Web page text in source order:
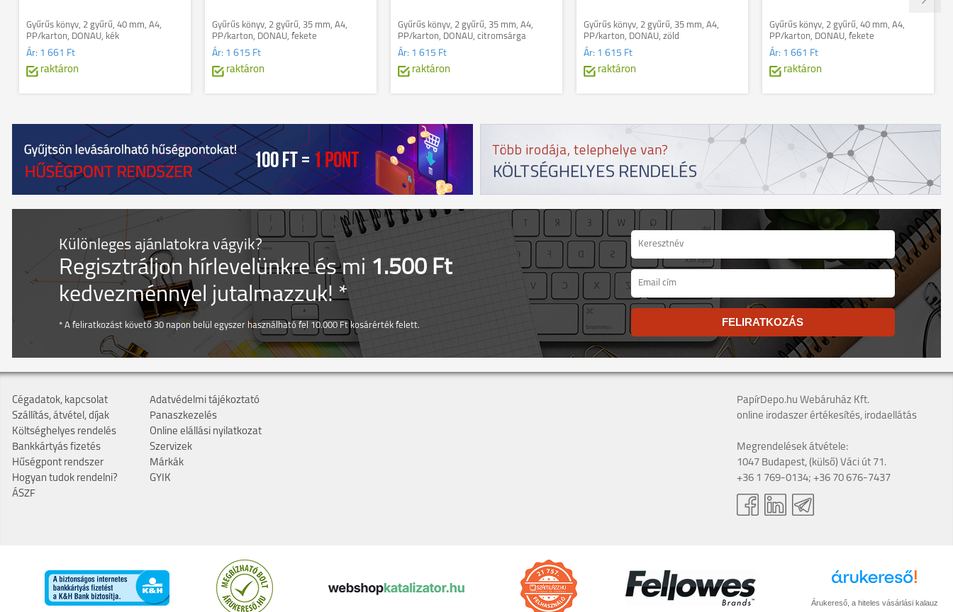
Gyűrűs könyv, 2 gyűrű, 40 mm, A4,
PP/karton, DONAU, kék
Ár: 1 661 Ft
raktáron
Gyűrűs könyv, 2 gyűrű, 35 mm, A4,
PP/karton, DONAU, fekete
Ár: 1 615 Ft
raktáron
Gyűrűs könyv, 2 gyűrű, 35 mm, A4,
PP/karton, DONAU, citromsárga
Ár: 1 615 Ft
raktáron
Gyűrűs könyv, 2 gyűrű, 35 mm, A4,
PP/karton, DONAU, zöld
Ár: 1 615 Ft
raktáron
Gyűrűs könyv, 2 gyűrű, 40 mm, A4,
PP/karton, DONAU, fekete
Ár: 1 661 Ft
raktáron
Különleges ajánlatokra vágyik?
Regisztráljon hírlevelünkre és mi 1.500 Ft
kedvezménnyel jutalmazzuk! *
* A feliratkozást követő 30 napon belül egyszer használható fel 10.000 Ft kosárérték felett. FELIRATKOZÁS
Cégadatok, kapcsolat
Szállítás, átvétel, díjak
Költséghelyes rendelés
Bankkártyás fizetés
Hűségpont rendszer
Hogyan tudok rendelni?
ÁSZF
Adatvédelmi tájékoztató
Panaszkezelés
Online elállási nyilatkozat
Szervizek
Márkák
GYIK
PapírDepo.hu Webáruház Kft.
online irodaszer értékesítés, irodaellátás
Megrendelések átvétele:
1047 Budapest, (külső) Váci út 71.
+36 1 769-0134; +36 70 676-7437
Árukereső, a hiteles vásárlási kalauz